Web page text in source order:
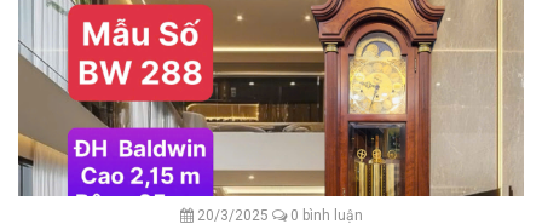
20/3/2025 0 bình luận